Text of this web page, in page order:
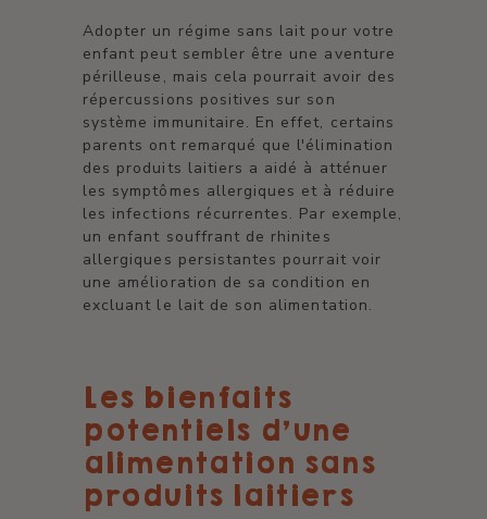
Adopter un régime sans lait pour votre
enfant peut sembler être une aventure
périlleuse, mais cela pourrait avoir des
répercussions positives sur son
système immunitaire. En effet, certains
parents ont remarqué que l'élimination
des produits laitiers a aidé à atténuer
les symptômes allergiques et à réduire
les infections récurrentes. Par exemple,
un enfant souffrant de rhinites
allergiques persistantes pourrait voir
une amélioration de sa condition en
excluant le lait de son alimentation.
Les bienfaits
potentiels d'une
alimentation sans
produits laitiers